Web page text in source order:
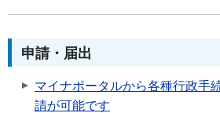
申請・届出
マイナポータルから各種行政手
請が可能です